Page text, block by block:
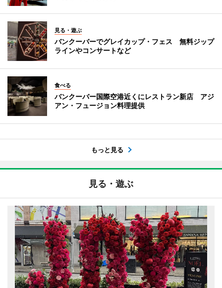
見る・遊ぶ
バンクーバーでグレイカップ・フェス 無料ジップ
ラインやコンサートなど
食べる
バンクーバー国際空港近くにレストラン新店 アジ
アン・フュージョン料理提供
もっと見る
見る・遊ぶ